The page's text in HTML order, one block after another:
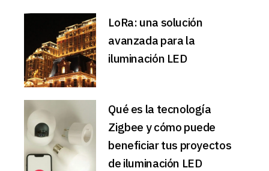
LoRa: una solución
avanzada para la
iluminación LED
Qué es la tecnología
Zigbee y cómo puede
beneficiar tus proyectos
de iluminación LED